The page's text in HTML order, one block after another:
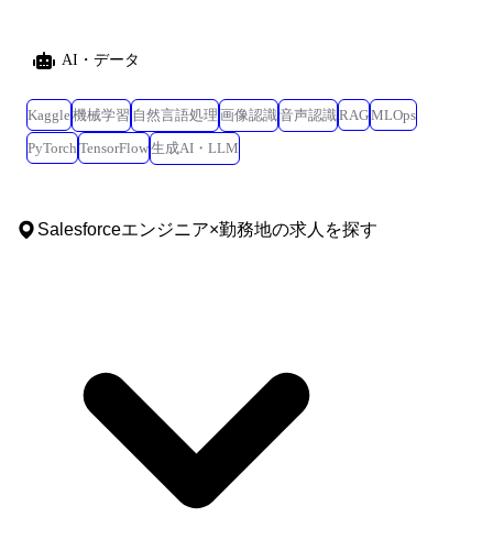
AI・データ
Kaggle機械学習 自然言語処理 画像認識 音声認識 RAGMLOps
PyTorch TensorFlow生成AI・LLM
Salesforceエンジニア×勤務地の求人を探す